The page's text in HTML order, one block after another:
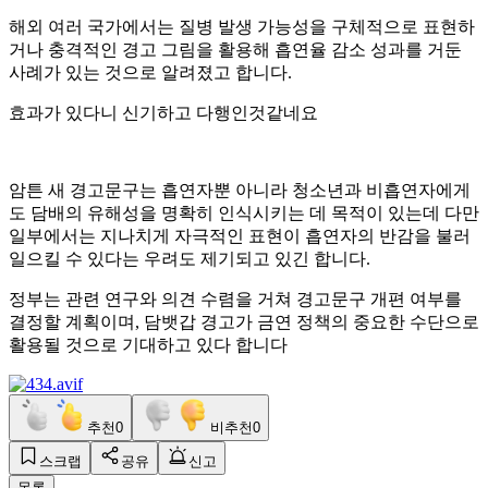
해외 여러 국가에서는 질병 발생 가능성을 구체적으로 표현하
거나 충격적인 경고 그림을 활용해 흡연율 감소 성과를 거둔
사례가 있는 것으로 알려졌고 합니다.
효과가 있다니 신기하고 다행인것같네요
암튼 새 경고문구는 흡연자뿐 아니라 청소년과 비흡연자에게
도 담배의 유해성을 명확히 인식시키는 데 목적이 있는데 다만
일부에서는 지나치게 자극적인 표현이 흡연자의 반감을 불러
일으킬 수 있다는 우려도 제기되고 있긴 합니다.
정부는 관련 연구와 의견 수렴을 거쳐 경고문구 개편 여부를
결정할 계획이며, 담뱃갑 경고가 금연 정책의 중요한 수단으로
활용될 것으로 기대하고 있다 합니다
추천0 비추천0
스크랩 공유
신고